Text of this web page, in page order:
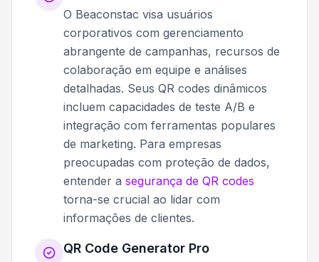
O Beaconstac visa usuários
corporativos com gerenciamento
abrangente de campanhas, recursos de
colaboração em equipe e análises
detalhadas. Seus QR codes dinâmicos
incluem capacidades de teste A/B e
integração com ferramentas populares
de marketing. Para empresas
preocupadas com proteção de dados,
entender a segurança de QR codes
torna-se crucial ao lidar com
informações de clientes.
QR Code Generator Pro